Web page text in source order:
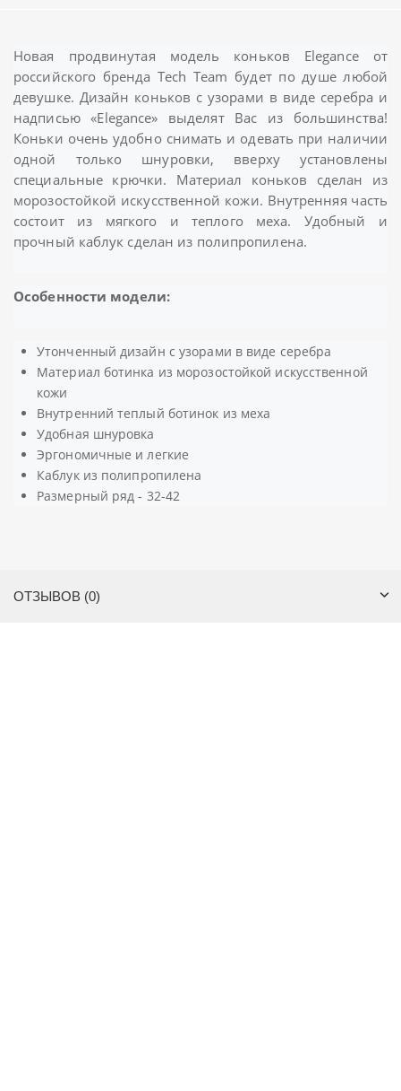
Новая продвинутая модель коньков Elegance от
российского бренда Tech Team будет по душе любой
девушке. Дизайн коньков с узорами в виде серебра и
надписью «Elegance» выделят Вас из большинства!
Коньки очень удобно снимать и одевать при наличии
одной только шнуровки, вверху установлены
специальные крючки. Материал коньков сделан из
морозостойкой искусственной кожи. Внутренняя часть
состоит из мягкого и теплого меха. Удобный и
прочный каблук сделан из полипропилена.
Особенности модели:
Утонченный дизайн с узорами в виде серебра
Материал ботинка из морозостойкой искусственной
кожи
Внутренний теплый ботинок из меха
Удобная шнуровка
Эргономичные и легкие
Каблук из полипропилена
Размерный ряд - 32-42
ОТЗЫВОВ (0)